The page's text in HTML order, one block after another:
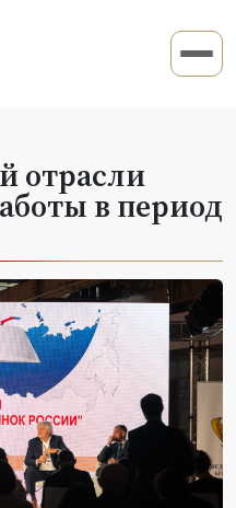
отрасли
в период